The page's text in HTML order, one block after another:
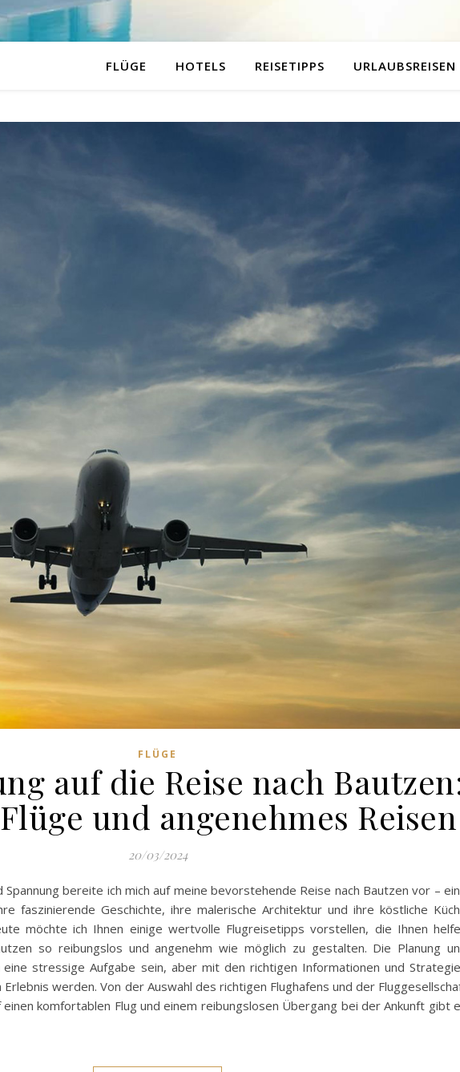
FLÜGE HOTELS REISETIPPS URLAUBSREISEN
FLÜGE
auf die Reise nach
und angenehmes Reisen
20/03/2024
bereite ich mich auf meine bevorstehende Reise nach Bautzen vor –
faszinierende Geschichte, ihre malerische Architektur und ihre köstliche
möchte ich Ihnen einige wertvolle Flugreisetipps vorstellen, die Ihnen
so reibungslos und angenehm wie möglich zu gestalten. Die Planung
eine stressige Aufgabe sein, aber mit den richtigen Informationen und
werden. Von der Auswahl des richtigen Flughafens und der
komfortablen Flug und einem reibungslosen Übergang bei der Ankunft gibt